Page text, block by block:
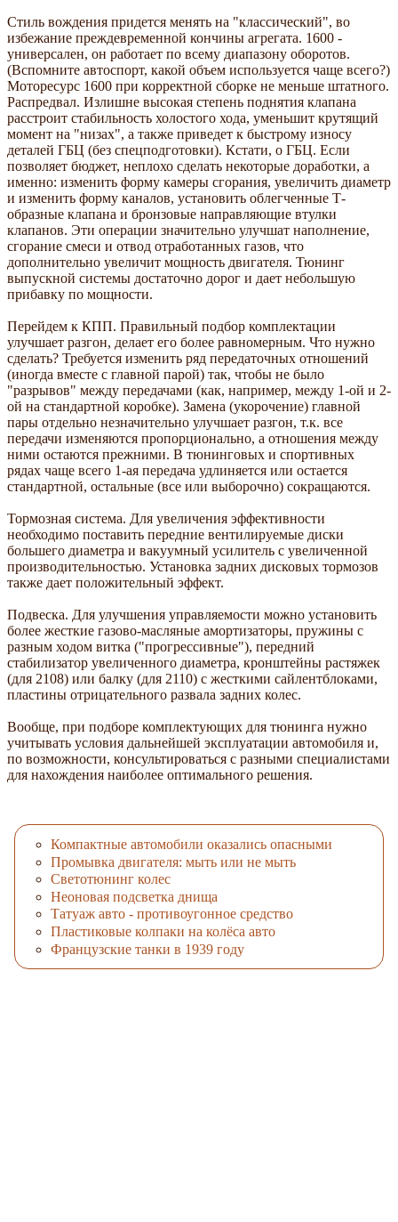
Стиль вождения придется менять на "классический", во
избежание преждевременной кончины агрегата. 1600 -
универсален, он работает по всему диапазону оборотов.
(Вспомните автоспорт, какой объем используется чаще всего?)
Моторесурс 1600 при корректной сборке не меньше штатного.
Распредвал. Излишне высокая степень поднятия клапана
расстроит стабильность холостого хода, уменьшит крутящий
момент на "низах", а также приведет к быстрому износу
деталей ГБЦ (без спецподготовки). Кстати, о ГБЦ. Если
позволяет бюджет, неплохо сделать некоторые доработки, а
именно: изменить форму камеры сгорания, увеличить диаметр
и изменить форму каналов, установить облегченные Т-
образные клапана и бронзовые направляющие втулки
клапанов. Эти операции значительно улучшат наполнение,
сгорание смеси и отвод отработанных газов, что
дополнительно увеличит мощность двигателя. Тюнинг
выпускной системы достаточно дорог и дает небольшую
прибавку по мощности.
Перейдем к КПП. Правильный подбор комплектации
улучшает разгон, делает его более равномерным. Что нужно
сделать? Требуется изменить ряд передаточных отношений
(иногда вместе с главной парой) так, чтобы не было
"разрывов" между передачами (как, например, между 1-ой и 2-
ой на стандартной коробке). Замена (укорочение) главной
пары отдельно незначительно улучшает разгон, т.к. все
передачи изменяются пропорционально, а отношения между
ними остаются прежними. В тюнинговых и спортивных
рядах чаще всего 1-ая передача удлиняется или остается
стандартной, остальные (все или выборочно) сокращаются.
Тормозная система. Для увеличения эффективности
необходимо поставить передние вентилируемые диски
большего диаметра и вакуумный усилитель с увеличенной
производительностью. Установка задних дисковых тормозов
также дает положительный эффект.
Подвеска. Для улучшения управляемости можно установить
более жесткие газово-масляные амортизаторы, пружины с
разным ходом витка ("прогрессивные"), передний
стабилизатор увеличенного диаметра, кронштейны растяжек
(для 2108) или балку (для 2110) с жесткими сайлентблоками,
пластины отрицательного развала задних колес.
Вообще, при подборе комплектующих для тюнинга нужно
учитывать условия дальнейшей эксплуатации автомобиля и,
по возможности, консультироваться с разными специалистами
для нахождения наиболее оптимального решения.
Компактные автомобили оказались опасными
Промывка двигателя: мыть или не мыть
Светотюнинг колес
Неоновая подсветка днища
Татуаж авто - противоугонное средство
Пластиковые колпаки на колёса авто
Французские танки в 1939 году